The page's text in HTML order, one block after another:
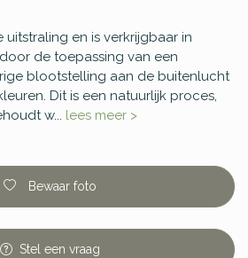
uitstraling en is verkrijgbaar in
de toepassing van een
blootstelling aan de buitenlucht
Dit is een natuurlijk proces,
w... lees meer >
Bewaar foto
Stel een vraag